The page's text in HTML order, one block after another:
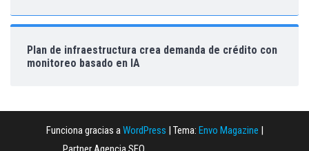
Plan de infraestructura crea demanda de crédito con
monitoreo basado en IA
Funciona gracias aWordPress Tema: Envo Magazine